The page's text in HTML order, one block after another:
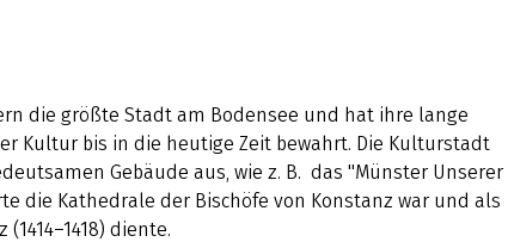
die größte Stadt am Bodensee und hat ihre lange
Kultur bis in die heutige Zeit bewahrt. Die Kulturstadt
Gebäude aus, wie z. B. das "Münster Unserer
die Kathedrale der Bischöfe von Konstanz war und als
diente.